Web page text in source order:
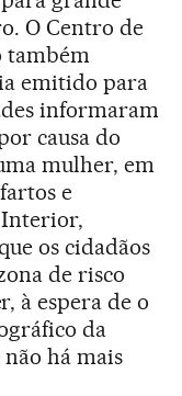
O Centro de
também
emitido para
informaram
causa do
mulher, em
e
Interior,
os cidadãos
de risco
à espera de o
da
há mais